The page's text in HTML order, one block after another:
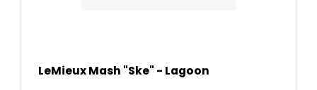
LeMieux Mash "Ske" - Lagoon